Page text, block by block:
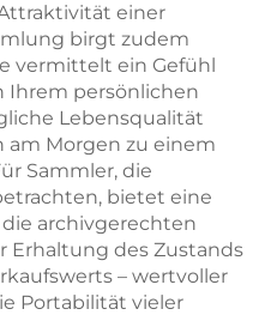
einer
birgt zudem
vermittelt ein Gefühl
Ihrem persönlichen
Lebensqualität
Morgen zu einem
Sammler, die
bietet eine
archivgerechten
Erhaltung des Zustands
– wertvoller
Portabilität vieler